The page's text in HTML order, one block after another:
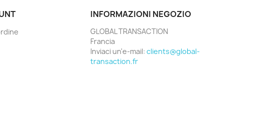
INFORMAZIONI NEGOZIO
GLOBAL TRANSACTION
Francia
Inviaci un'e-mail: clients@global-
transaction.fr